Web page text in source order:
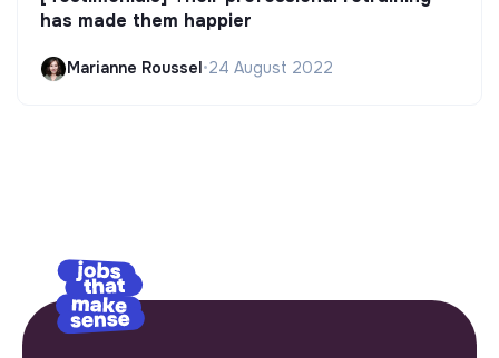
has made them happier
Marianne Roussel•24 August 2022